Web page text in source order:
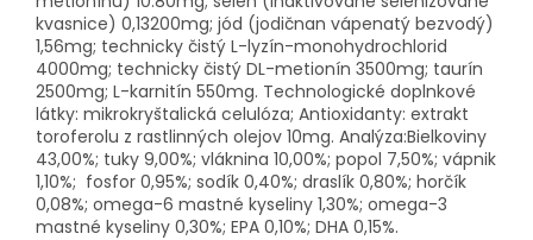
kvasnice) 0,13200mg; jód (jodičnan vápenatý bezvodý)
1,56mg; technicky čistý L-lyzín-monohydrochlorid
4000mg; technicky čistý DL-metionín 3500mg; taurín
2500mg; L-karnitín 550mg. Technologické doplnkové
látky: mikrokryštalická celulóza; Antioxidanty: extrakt
toroferolu z rastlinných olejov 10mg. Analýza:Bielkoviny
43,00%; tuky 9,00%; vláknina 10,00%; popol 7,50%; vápnik
1,10%; fosfor 0,95%; sodík 0,40%; draslík 0,80%; horčík
0,08%; omega-6 mastné kyseliny 1,30%; omega-3
mastné kyseliny 0,30%; EPA 0,10%; DHA 0,15%.